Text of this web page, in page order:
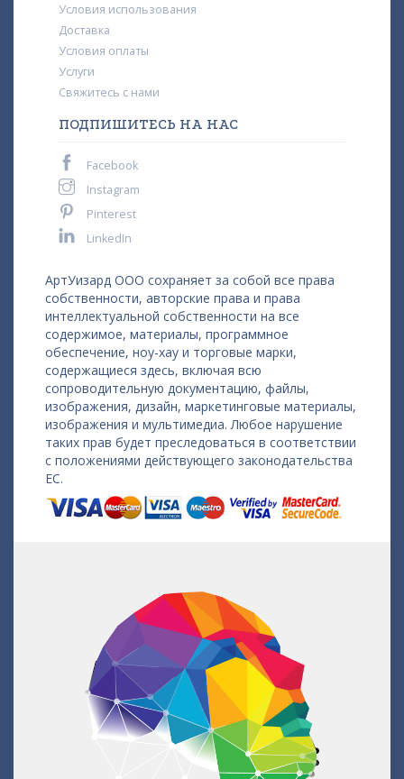
Условия использования
Доставка
Условия оплаты
Услуги
Свяжитесь с нами
ПОДПИШИТЕСЬ НА НАС
Facebook
Instagram
Pinterest
LinkedIn
АртУизард ООО сохраняет за собой все права
собственности, авторские права и права
интеллектуальной собственности на все
содержимое, материалы, программное
обеспечение, ноу-хау и торговые марки,
содержащиеся здесь, включая всю
сопроводительную документацию, файлы,
изображения, дизайн, маркетинговые материалы,
изображения и мультимедиа. Любое нарушение
таких прав будет преследоваться в соответствии
с положениями действующего законодательства
ЕС.